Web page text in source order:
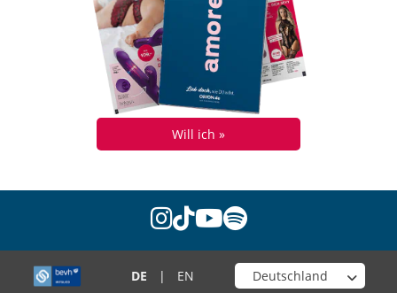
Will ich »
instagram
tiktok
youtube
spotify
DE | EN Wähle deinen Shop